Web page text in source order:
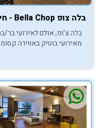
בלה צופ Bella Chop - חיפה
בלה צ'ופ, אולם לאירועי בר/
מאירועי בוטיק באווירה